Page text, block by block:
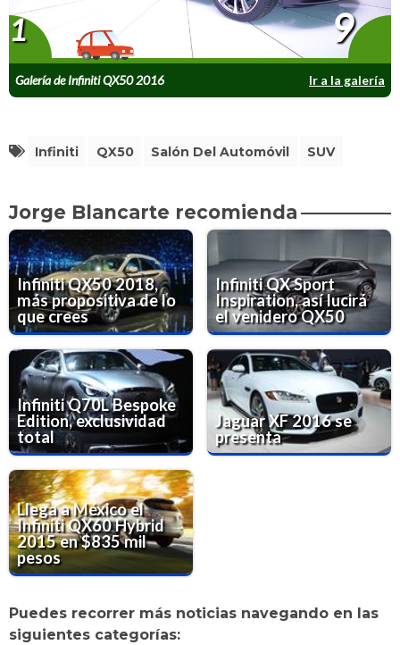
Galería de Infiniti QX50 2016 Ir a la galería
1 9
Infiniti QX50 Salón Del Automóvil SUV
Jorge Blancarte recomienda
Infiniti QX50 2018,
más propositiva de lo
que crees
Infiniti QX Sport
Inspiration, así lucirá
el venidero QX50
Infiniti Q70L Bespoke
Edition, exclusividad
total
Jaguar XF 2016 se
presenta
Llega a México el
Infiniti QX60 Hybrid
2015 en $835 mil
pesos
Puedes recorrer más noticias navegando en las
siguientes categorías: